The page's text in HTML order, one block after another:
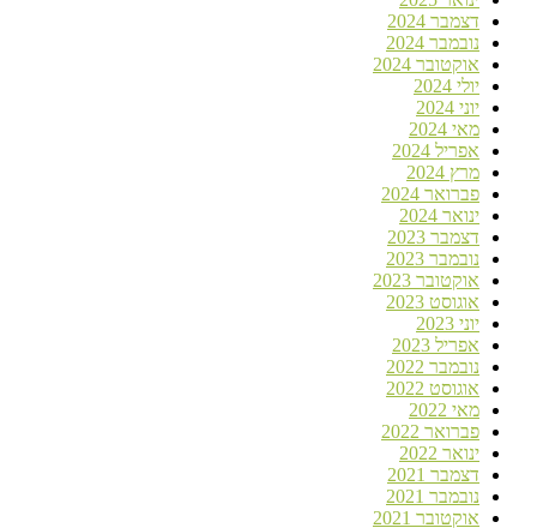
דצמבר 2024
נובמבר 2024
אוקטובר 2024
יולי 2024
יוני 2024
מאי 2024
אפריל 2024
מרץ 2024
פברואר 2024
ינואר 2024
דצמבר 2023
נובמבר 2023
אוקטובר 2023
אוגוסט 2023
יוני 2023
אפריל 2023
נובמבר 2022
אוגוסט 2022
מאי 2022
פברואר 2022
ינואר 2022
דצמבר 2021
נובמבר 2021
אוקטובר 2021